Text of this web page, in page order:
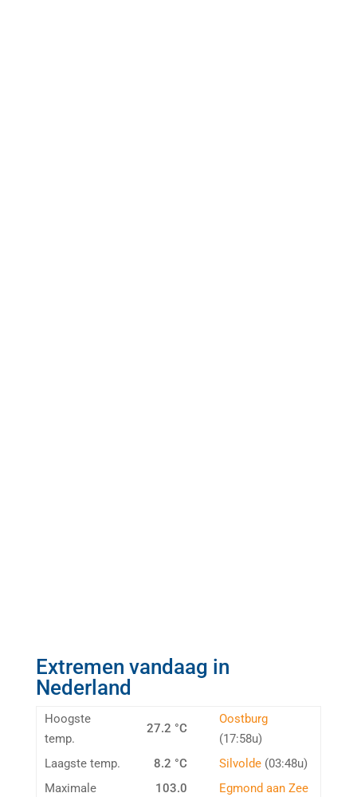
Extremen vandaag in
Nederland
Hoogste
temp.
27.2 °C
Oostburg
(17:58u)
Laagste temp.
8.2 °C Silvolde(03:48u)
Maximale
103.0
Egmond aan Zee